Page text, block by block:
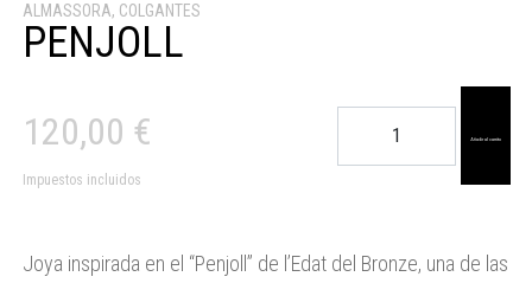
ALMASSORA, COLGANTES
PENJOLL
120,00 €
Impuestos incluidos
cantidad
Añadir al carrito
Joya inspirada en el “Penjoll” de l’Edat del Bronze, una de las